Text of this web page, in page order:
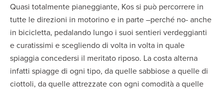
Quasi totalmente pianeggiante, Kos si può percorrere in
tutte le direzioni in motorino e in parte –perché no- anche
in bicicletta, pedalando lungo i suoi sentieri verdeggianti
e curatissimi e scegliendo di volta in volta in quale
spiaggia concedersi il meritato riposo. La costa alterna
infatti spiagge di ogni tipo, da quelle sabbiose a quelle di
ciottoli, da quelle attrezzate con ogni comodità a quelle